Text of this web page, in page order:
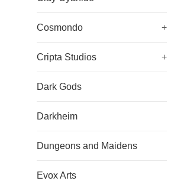
Cosmondo +
Cripta Studios +
Dark Gods
Darkheim
Dungeons and Maidens
Evox Arts